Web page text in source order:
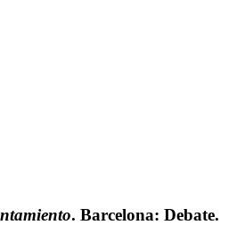
. Barcelona: Debate.